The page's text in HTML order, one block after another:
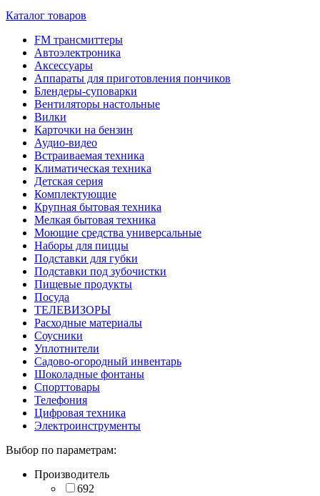
Каталог товаров
FM трансмиттеры
Автоэлектроника
Аксессуары
Аппараты для приготовления пончиков
Блендеры-суповарки
Вентиляторы настольные
Вилки
Карточки на бензин
Аудио-видео
Встраиваемая техника
Климатическая техника
Детская серия
Комплектующие
Крупная бытовая техника
Мелкая бытовая техника
Моющие средства универсальные
Наборы для пиццы
Подставки для губки
Подставки под зубочистки
Пищевые продукты
Посуда
ТЕЛЕВИЗОРЫ
Расходные материалы
Соусники
Уплотнители
Садово-огородный инвентарь
Шоколадные фонтаны
Спорттовары
Телефония
Цифровая техника
Электроинструменты
Выбор по параметрам:
Производитель
692